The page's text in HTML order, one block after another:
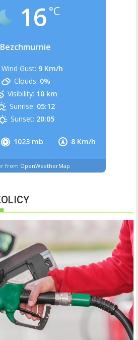
16 °C
Bezchmurnie
1023 mb 8 Km/h
Wind Gust: 9 Km/h
Clouds: 0%
Visibility: 10 km
Sunrise: 05:12
Sunset: 20:05
from OpenWeatherMap